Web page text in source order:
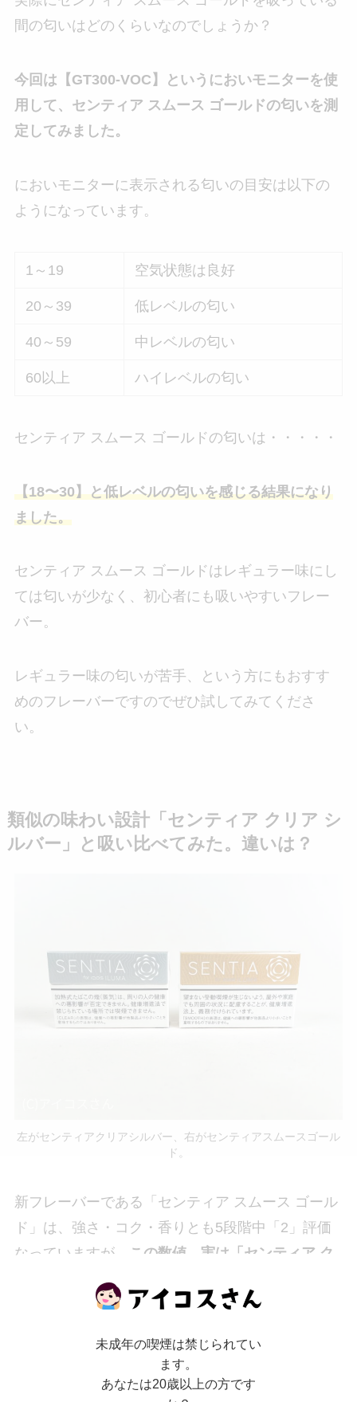
間の匂いはどのくらいなのでしょうか？
今回は【GT300-VOC】というにおいモニターを使
用して、センティア スムース ゴールドの匂いを測
定してみました。
においモニターに表示される匂いの目安は以下の
ようになっています。
1～19 空気状態は良好
20～39 低レベルの匂い
40～59 中レベルの匂い
60以上 ハイレベルの匂い
センティア スムース ゴールドの匂いは・・・・・
【18〜30】と低レベルの匂いを感じる結果になり
ました。
センティア スムース ゴールドはレギュラー味にし
ては匂いが少なく、初心者にも吸いやすいフレー
バー。
レギュラー味の匂いが苦手、という方にもおすす
めのフレーバーですのでぜひ試してみてくださ
い。
類似の味わい設計「センティア クリア シ
ルバー」と吸い比べてみた。違いは？
左がセンティアクリアシルバー、右がセンティアスムースゴール
ド。
新フレーバーである「センティア スムース ゴール
ド」は、強さ・コク・香りとも5段階中「2」評価
なっていますが、
この数値、実は「センティア ク
の2つは全く同じ味わいなのでしょうか？吸い比べ
未成年の喫煙は禁じられてい
ます。
あなたは20歳以上の方です